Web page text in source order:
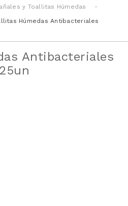
y Toallitas Húmedas
Húmedas Antibacteriales
Antibacteriales